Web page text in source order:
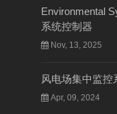
Environmental
系统控制器
Nov, 13, 2025
风电场集中监控
Apr, 09, 2024